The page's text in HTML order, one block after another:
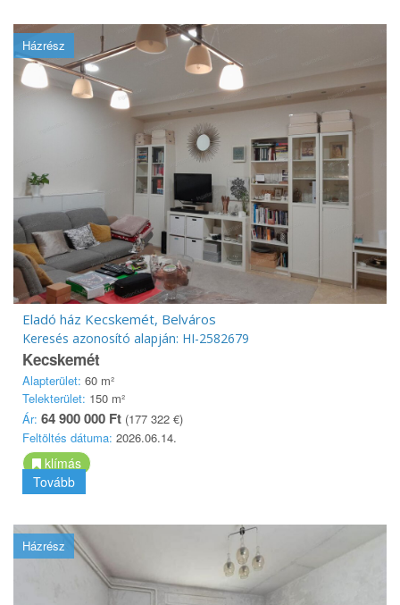
Házrész
Eladó ház Kecskemét, Belváros
Keresés azonosító alapján: HI-2582679
Kecskemét
Alapterület: 60 m²
Telekterület: 150 m²
Ár: 64 900 000 Ft (177 322 €)
Feltöltés dátuma: 2026.06.14.
klímás
Tovább
Házrész